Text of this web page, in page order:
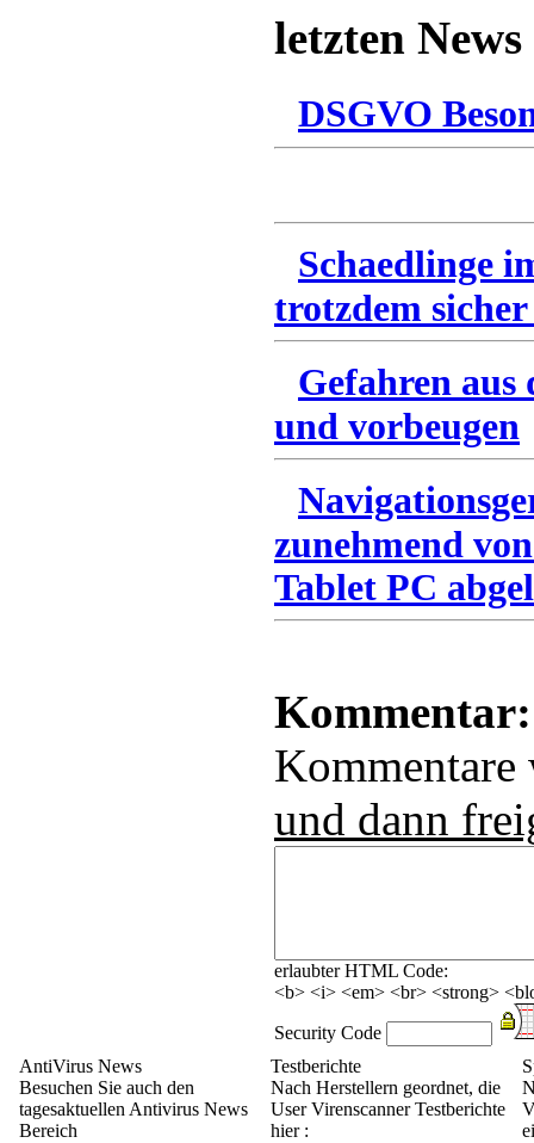
letzten News
DSGVO
Schaedlinge
trotzdem
Gefahren
und vorbeugen
zunehmend
Tablet PC
Kommentar:
und dann
erlaubter HTML Code:
<b> <i> <em> <br> <strong>
Security Code
AntiVirus News
Besuchen Sie auch den
tagesaktuellen Antivirus News
Bereich
Testberichte
Nach Herstellern geordnet, die
User Virenscanner Testberichte
hier :